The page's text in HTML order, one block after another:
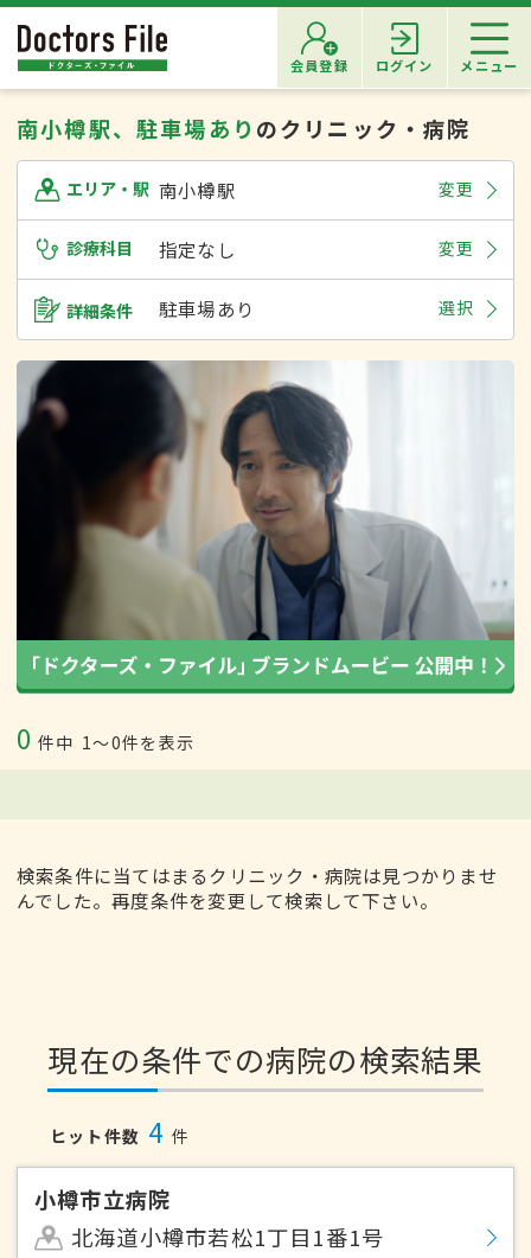
会員登録 ログイン メニュー
南小樽駅、駐車場あり のクリニック・病院
エリア・駅 南小樽駅 変更
診療科目 指定なし 変更
詳細条件 駐車場あり 選択
0 件中 1〜0件を表示
検索条件に当てはまるクリニック・病院は見つかりませ
んでした。再度条件を変更して検索して下さい。
現在の条件での病院の検索結果
ヒット件数 4 件
小樽市立病院
北海道小樽市若松1丁目1番1号